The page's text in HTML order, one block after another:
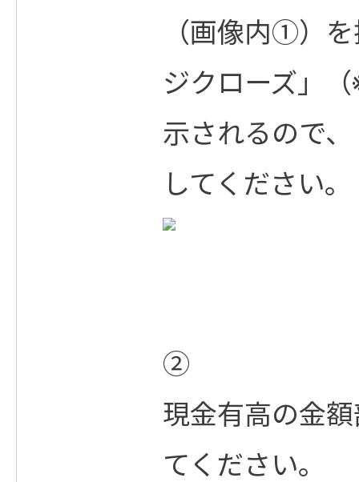
（画像内➀）
ジクローズ」
示されるので
してください。
②
現金有高の金
てください。